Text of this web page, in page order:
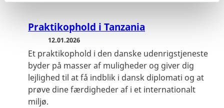
Praktikophold i Tanzania
12.01.2026
Et praktikophold i den danske udenrigstjeneste
byder på masser af muligheder og giver dig
lejlighed til at få indblik i dansk diplomati og at
prøve dine færdigheder af i et internationalt
miljø.